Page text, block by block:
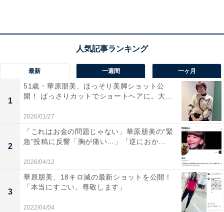
最新 一週間 一ヶ月
1
51歳・華原朋美、ほっそり美脚ショット公
開！ ばっさりカットでショートヘアに。大...
2026/01/27
2
「これはお金の問題じゃない」華原朋美の“緊
急”投稿に反響「胸が痛い…」「逆におか...
2026/04/12
3
華原朋美、18キロ減の最新ショットを公開！
「本当にすごい。尊敬します」
2022/04/04